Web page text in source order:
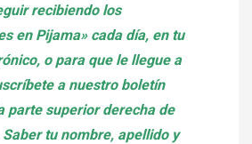
recibiendo los
en Pijama» cada día, en tu
o para que le llegue a
a nuestro boletín
parte superior derecha de
tu nombre, apellido y